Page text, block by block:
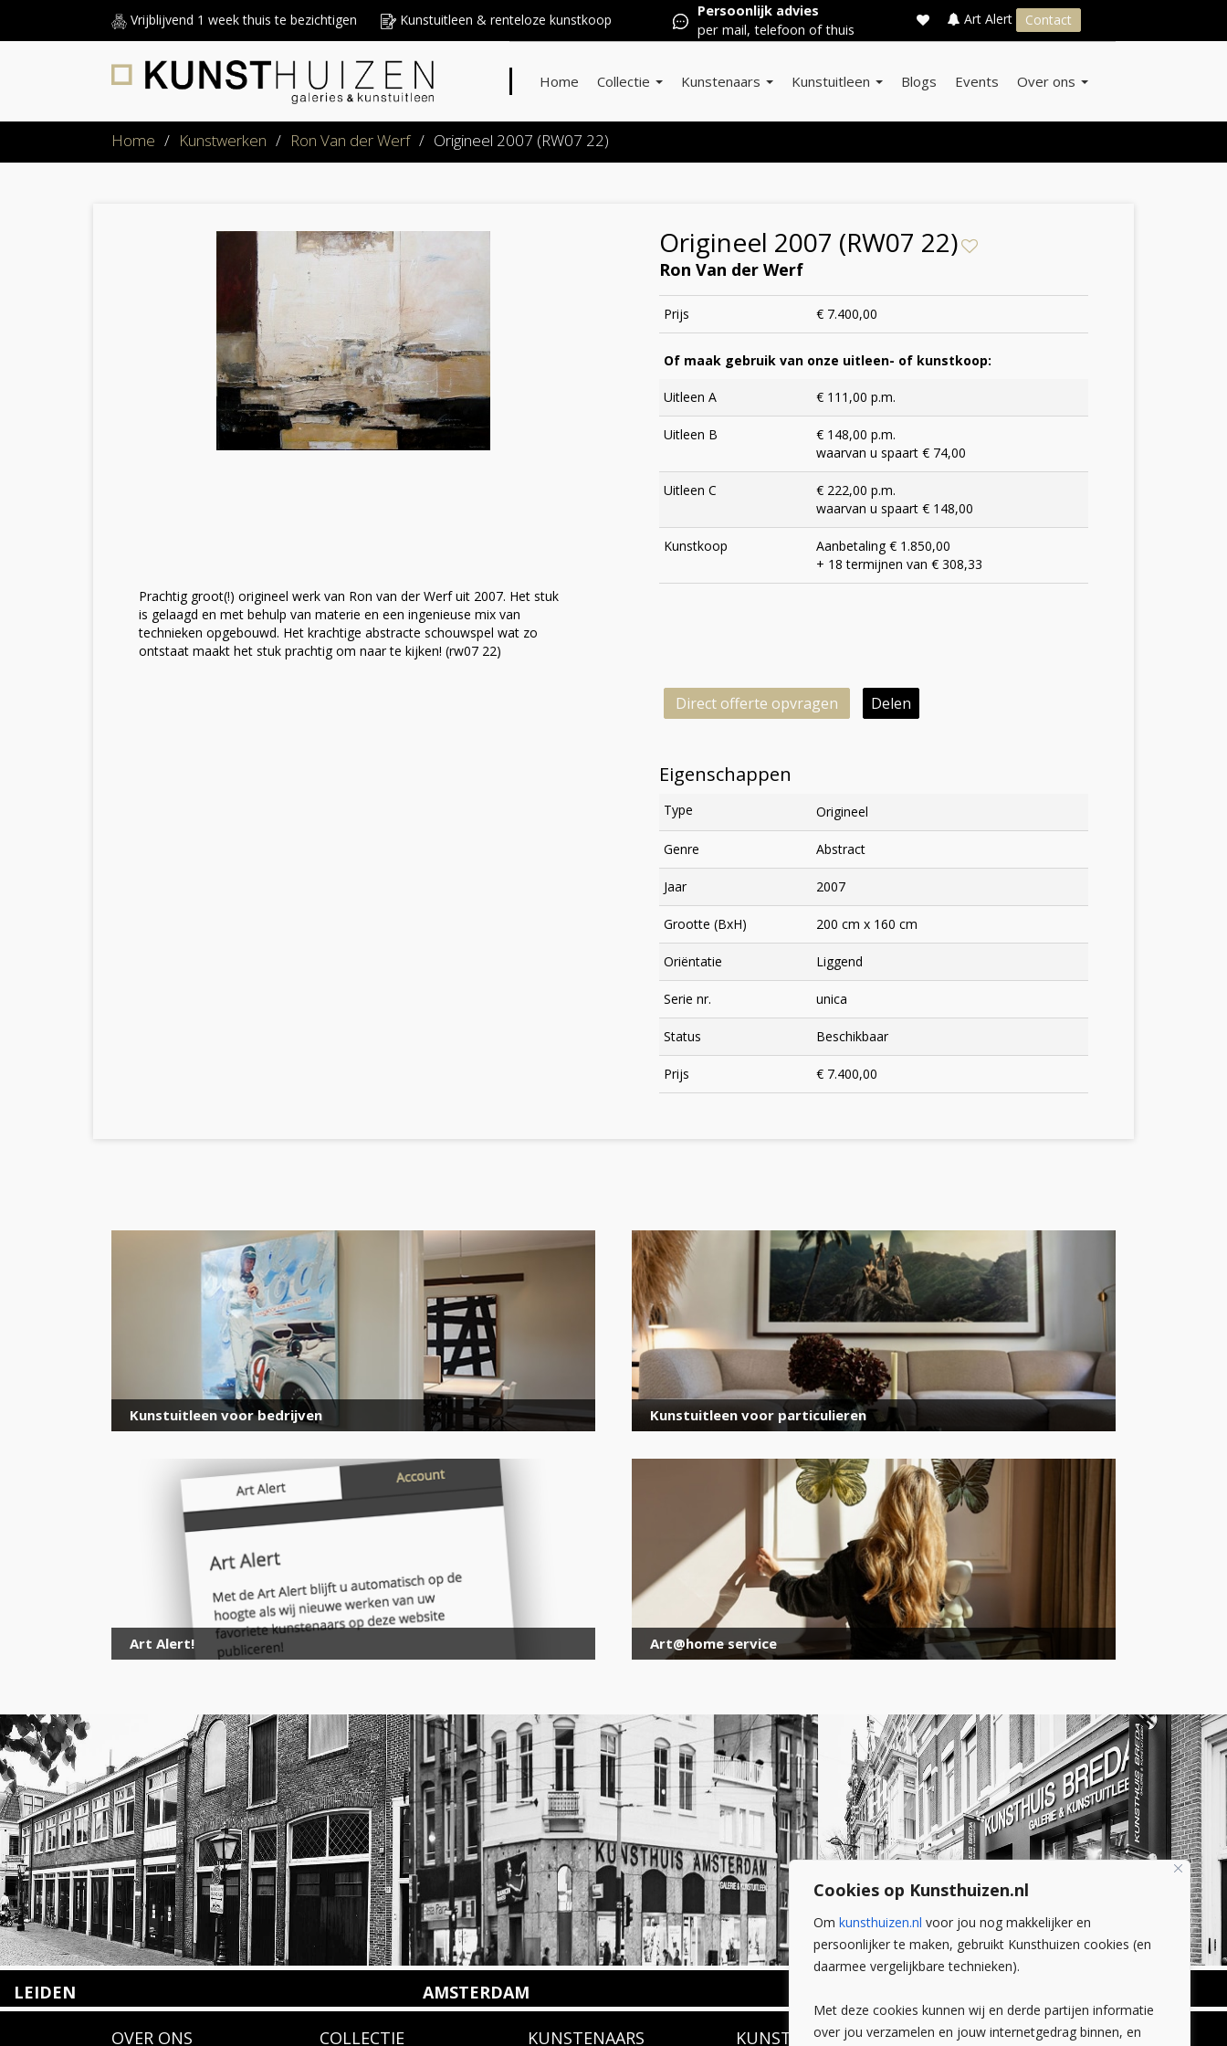
Cookies op Kunsthuizen.nl
Om kunsthuizen.nl voor jou nog makkelijker en
persoonlijker te maken, gebruikt Kunsthuizen cookies (en
daarmee vergelijkbare technieken).
Met deze cookies kunnen wij en derde partijen informatie
over jou verzamelen en jouw internetgedrag binnen, en
Vrijblijvend 1 week thuis te bezichtigen Kunstuitleen & renteloze kunstkoop
Persoonlijk advies
per mail, telefoon of thuis
Art Alert Contact
Home Collectie Kunstenaars Kunstuitleen Blogs Events Over ons
Home / Kunstwerken / Ron Van der Werf / Origineel 2007 (RW07 22)
Prachtig groot(!) origineel werk van Ron van der Werf uit 2007. Het stuk
is gelaagd en met behulp van materie en een ingenieuse mix van
technieken opgebouwd. Het krachtige abstracte schouwspel wat zo
ontstaat maakt het stuk prachtig om naar te kijken! (rw07 22)
Origineel 2007 (RW07 22)
Ron Van der Werf
Prijs € 7.400,00
Of maak gebruik van onze uitleen- of kunstkoop:
Uitleen A € 111,00 p.m.
Uitleen B
€ 148,00 p.m.
waarvan u spaart € 74,00
Uitleen C
€ 222,00 p.m.
waarvan u spaart € 148,00
Kunstkoop
Aanbetaling € 1.850,00
+ 18 termijnen van € 308,33
Direct offerte opvragen Delen
Eigenschappen
Type Origineel
Genre Abstract
Jaar 2007
Grootte (BxH) 200 cm x 160 cm
Oriëntatie Liggend
Serie nr. unica
Status Beschikbaar
Prijs € 7.400,00
Kunstuitleen voor bedrijven Kunstuitleen voor particulieren
Art Alert! Art@home service
LEIDEN AMSTERDAM
1075 VX Amsterdam
Wilhelminastraat 11
4818 SB Breda
OVER ONS COLLECTIE KUNSTENAARS KUNSTUITLEEN CONTACT
voor onze nieuwsbrief
E-
mailadres
×